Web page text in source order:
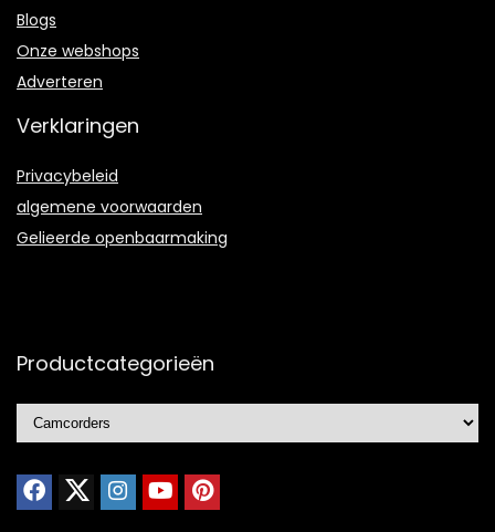
Blogs
Onze webshops
Adverteren
Verklaringen
Privacybeleid
algemene voorwaarden
Gelieerde openbaarmaking
Productcategorieën